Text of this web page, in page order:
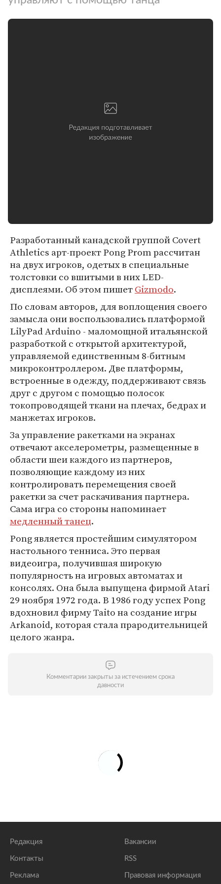
Разработанный канадской группой Covert
Athletics арт-проект Pong Prom рассчитан
на двух игроков, одетых в специальные
толстовки со вшитыми в них LED-
дисплеями. Об этом пишетGizmodo.
По словам авторов, для воплощения своего
замысла они воспользовались платформой
LilyPad Arduino - маломощной итальянской
разработкой с открытой архитектурой,
управляемой единственным 8-битным
микроконтроллером. Две платформы,
встроенные в одежду, поддерживают связь
друг с другом с помощью полосок
токопроводящей ткани на плечах, бедрах и
манжетах игроков.
За управление ракетками на экранах
отвечают акселерометры, размещенные в
области шеи каждого из партнеров,
позволяющие каждому из них
контролировать перемещения своей
ракетки за счет раскачивания партнера.
Cама игра со стороны напоминает
медленный танец.
Pong является простейшим симулятором
настольного тенниса. Это первая
видеоигра, получившая широкую
популярность на игровых автоматах и
консолях. Она была выпущена фирмой Atari
29 ноября 1972 года. В 1986 году успех Pong
вдохновил фирму Taito на создание игры
Arkanoid, которая стала прародительницей
целого жанра.
Комментарии закрыты за истечением срока
давности
Редакция
Контакты
Реклама
Вакансии
RSS
Правовая информация